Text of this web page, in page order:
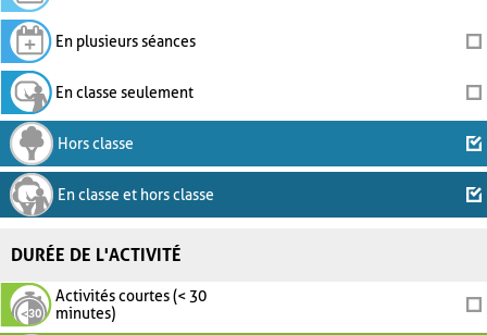
En plusieurs séances
En classe seulement
Hors classe
En classe et hors classe
DURÉE DE L'ACTIVITÉ
Activités courtes (< 30
minutes)